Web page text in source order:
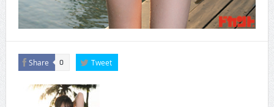
Share 0 Tweet